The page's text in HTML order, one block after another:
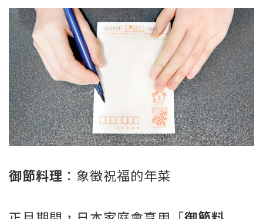
御節料理 ：象徵祝福的年菜